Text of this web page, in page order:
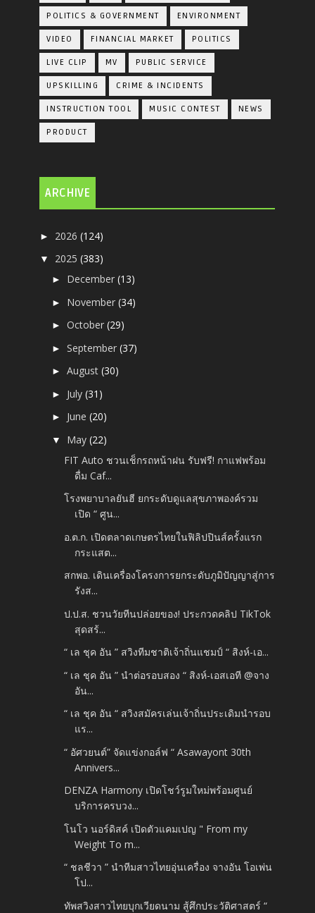
POLITICS & GOVERNMENT ENVIRONMENT
VIDEO FINANCIAL MARKET POLITICS
LIVE CLIP MV PUBLIC SERVICE
UPSKILLING CRIME & INCIDENTS
INSTRUCTION TOOL MUSIC CONTEST NEWS
PRODUCT
ARCHIVE
► 2026(124)
▼ 2025(383)
► December(13)
► November(34)
►October(29)
►September(37)
►August(30)
► July(31)
► June(20)
▼ May(22)
FIT Auto ชวนเช็กรถหน้าฝน รับฟรี! กาแฟพร้อม
ดื่ม Caf...
โรงพยาบาลยันฮี ยกระดับดูแลสุขภาพองค์รวม
เปิด “ ศูน...
อ.ต.ก. เปิดตลาดเกษตรไทยในฟิลิปปินส์ครั้งแรก
กระแสต...
สกพอ. เดินเครื่องโครงการยกระดับภูมิปัญญาสู่การ
รังส...
ป.ป.ส. ชวนวัยทีนปล่อยของ! ประกวดคลิป TikTok
สุดสร้...
“ เล ชุค อัน ” สวิงทีมชาติเจ้าถิ่นแชมป์ “ สิงห์-เอ...
“ เล ชุค อัน ” นำต่อรอบสอง “ สิงห์-เอสเอที @จาง
อัน...
“ เล ชุค อัน “ สวิงสมัครเล่นเจ้าถิ่นประเดิมนำรอบ
แร...
“ อัศวยนต์” จัดแข่งกอล์ฟ “ Asawayont 30th
Annivers...
DENZA Harmony เปิดโชว์รูมใหม่พร้อมศูนย์
บริการครบวง...
โนโว นอร์ดิสค์ เปิดตัวแคมเปญ " From my
Weight To m...
“ ชลชีวา ” นำทีมสาวไทยอุ่นเครื่อง จางอัน โอเพ่น
โป...
ทัพสวิงสาวไทยบุกเวียดนาม สู้ศึกประวัติศาสตร์ “